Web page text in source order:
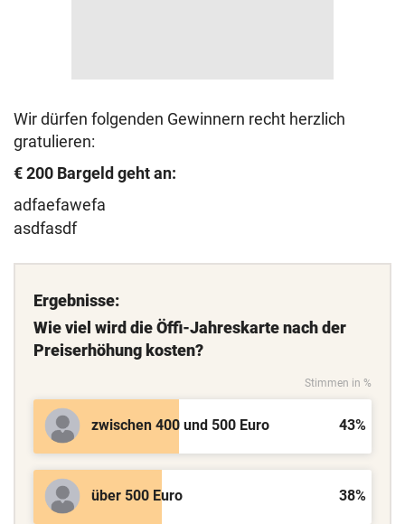
Wir dürfen folgenden Gewinnern recht herzlich
gratulieren:
€ 200 Bargeld geht an:
adfaefawefa
asdfasdf
Ergebnisse:
Wie viel wird die Öffi-Jahreskarte nach der
Preiserhöhung kosten?
Stimmen in %
zwischen 400 und 500 Euro 43%
über 500 Euro 38%